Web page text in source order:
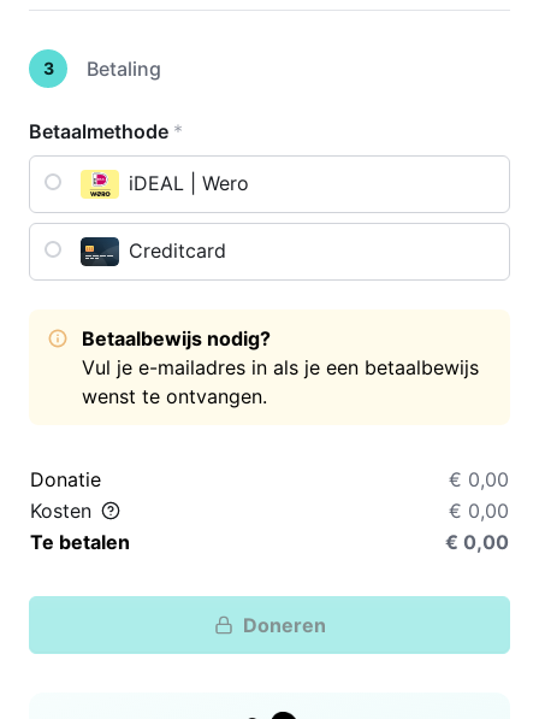
3 Betaling
Betaalmethode *
iDEAL | Wero
Creditcard
Betaalbewijs nodig?
Vul je e-mailadres in als je een betaalbewijs
wenst te ontvangen.
Donatie
€ 0,00
Kosten
€ 0,00
Te betalen
€ 0,00
Doneren